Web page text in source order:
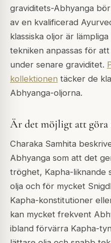
graviditets-Abhyanga
av en kvalificerad
klassiska oljor är
tekniken anpassas för
under senare graviditet.
kollektionen täcker de
Abhyanga-oljorna.
Är det möjligt att göra
Charaka Samhita
Abhyanga som att det
tröghet, Kapha-liknande
olja och för mycket
Kapha-konstitutioner
kan mycket frekvent
ibland förvärra Kapha-